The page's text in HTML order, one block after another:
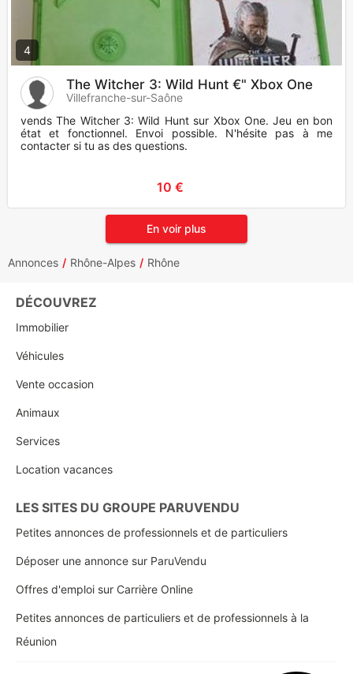
4
The Witcher 3: Wild Hunt €" Xbox One
Villefranche-sur-Saône
vends The Witcher 3: Wild Hunt sur Xbox One. Jeu en bon
état et fonctionnel. Envoi possible. N'hésite pas à me
contacter si tu as des questions.
10 €
En voir plus
Annonces Rhône-Alpes Rhône
DÉCOUVREZ
Immobilier
Véhicules
Vente occasion
Animaux
Services
Location vacances
LES SITES DU GROUPE PARUVENDU
Petites annonces de professionnels et de particuliers
Déposer une annonce sur ParuVendu
Offres d'emploi sur Carrière Online
Petites annonces de particuliers et de professionnels à la
Réunion